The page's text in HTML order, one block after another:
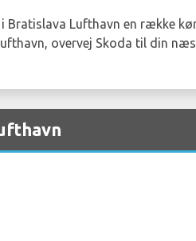
Bratislava Lufthavn en række
overvej Skoda til din